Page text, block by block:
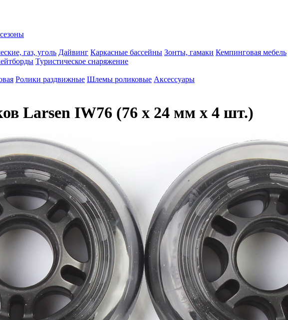
газ, уголь Дайвинг Каркасные бассейны Зонты, гамаки Кемпинговая мебель
Туристическое снаряжение
Ролики раздвижные Шлемы роликовые Аксессуары
Larsen IW76 (76 х 24 мм х 4 шт.)